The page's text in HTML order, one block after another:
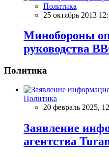
Политика
25 октябрь 2013
Минобороны
руководства
Политика
Политика
20 февраль 2025,
Заявление
агентства